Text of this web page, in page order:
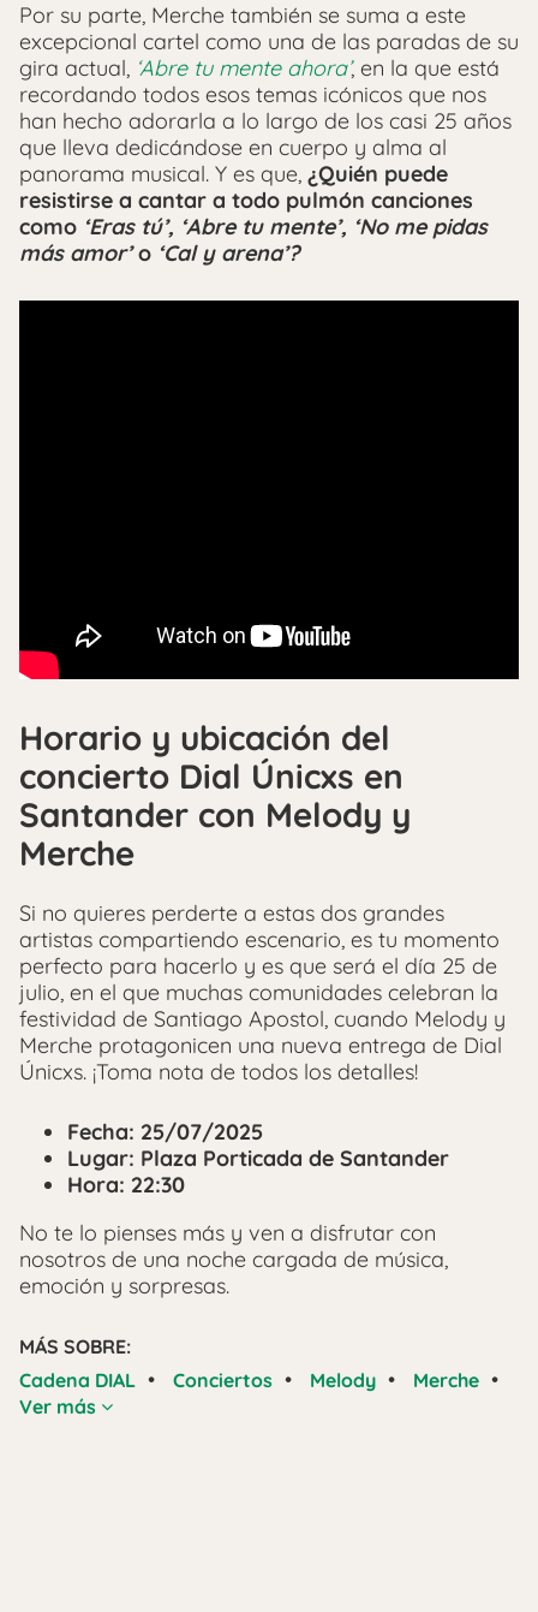
Por su parte, Merche también se suma a este
excepcional cartel como una de las paradas de su
gira actual, ‘Abre tu mente ahora’, en la que está
recordando todos esos temas icónicos que nos
han hecho adorarla a lo largo de los casi 25 años
que lleva dedicándose en cuerpo y alma al
panorama musical. Y es que, ¿Quién puede
resistirse a cantar a todo pulmón canciones
como ‘Eras tú’, ‘Abre tu mente’, ‘No me pidas
más amor’o ‘Cal y arena’?
Horario y ubicación del
concierto Dial Únicxs en
Santander con Melody y
Merche
Si no quieres perderte a estas dos grandes
artistas compartiendo escenario, es tu momento
perfecto para hacerlo y es que será el día 25 de
julio, en el que muchas comunidades celebran la
festividad de Santiago Apostol, cuando Melody y
Merche protagonicen una nueva entrega de Dial
Únicxs. ¡Toma nota de todos los detalles!
Fecha: 25/07/2025
Lugar: Plaza Porticada de Santander
Hora: 22:30
No te lo pienses más y ven a disfrutar con
nosotros de una noche cargada de música,
emoción y sorpresas.
MÁS SOBRE:
Cadena DIAL • Conciertos • Melody • Merche •
Ver más